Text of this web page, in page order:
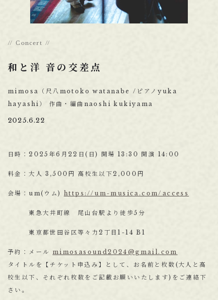
Concert
和と洋 音の交差点
mimosa（尺八motoko watanabe /ピアノyuka
hayashi） 作曲・編曲naoshi kukiyama
2025.6.22
日時：2025年6月22日(日) 開場 13:30 開演 14:00
料金：大人 3,500円 高校生以下2,000円
会場：um(ウム) https://um-musica.com/access
東急大井町線 尾山台駅より徒歩5分
東京都世田谷区等々力2丁目1-14 B1
予約：メール mimosasound2024@gmail.com
タイトルを【チケット申込み】として、お名前と枚数(大人と高
校生以下、それぞれ枚数をご記載お願いいたします)をご連絡下
さい。